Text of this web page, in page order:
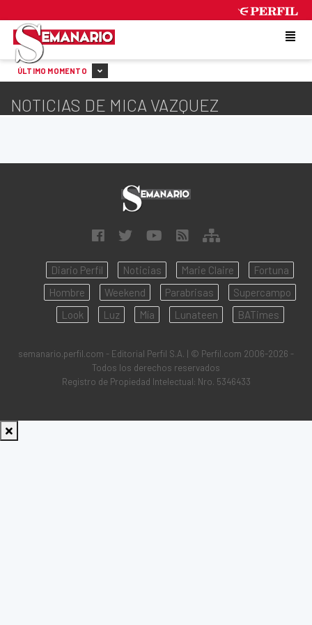
ÚLTIMO MOMENTO
NOTICIAS DE MICA VAZQUEZ
Diario Perfil Noticias Marie Claire
Fortuna
Hombre
Weekend Parabrisas
Supercampo
Look
Luz Mía Lunateen BATimes
semanario.perfil.com - Editorial Perfil S.A. | © Perfil.com 2006-2026 -
Todos los derechos reservados
Registro de Propiedad Intelectual: Nro. 5346433